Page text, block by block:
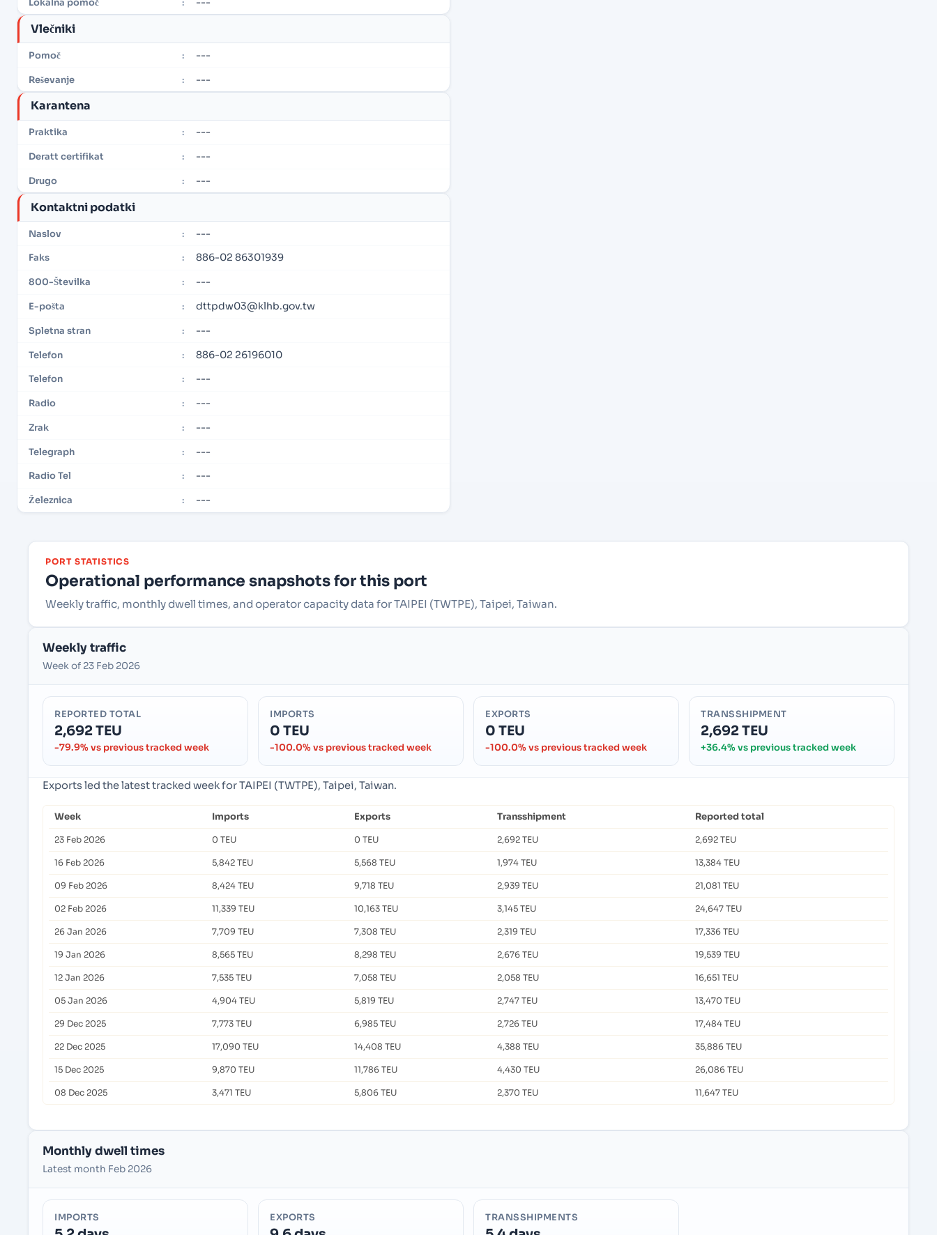
Lokalna pomoč :
Vlečniki
Pomoč : ---
Reševanje : ---
Karantena
Praktika : ---
Deratt certifikat : ---
Drugo : ---
Kontaktni podatki
Naslov : ---
Faks : 886-02 86301939
800-Številka : ---
E-pošta : dttpdw03@klhb.gov.tw
Spletna stran : ---
Telefon : 886-02 26196010
Telefon : ---
Radio : ---
Zrak : ---
Telegraph : ---
Radio Tel : ---
Železnica : ---
PORT STATISTICS
Operational performance snapshots for this port
Weekly traffic, monthly dwell times, and operator capacity data for TAIPEI (TWTPE), Taipei, Taiwan.
Weekly traffic
Week of 23 Feb 2026
REPORTED TOTAL
2,692 TEU
-79.9% vs previous tracked week
IMPORTS
0 TEU
-100.0% vs previous tracked week
EXPORTS
0 TEU
-100.0% vs previous tracked week
TRANSSHIPMENT
2,692 TEU
+36.4% vs previous tracked week
Exports led the latest tracked week for TAIPEI (TWTPE), Taipei, Taiwan.
Week Imports Exports Transshipment Reported total
23 Feb 2026 0 TEU 0 TEU 2,692 TEU 2,692 TEU
16 Feb 2026 5,842 TEU 5,568 TEU 1,974 TEU 13,384 TEU
09 Feb 2026 8,424 TEU 9,718 TEU 2,939 TEU 21,081 TEU
02 Feb 2026 11,339 TEU 10,163 TEU 3,145 TEU 24,647 TEU
26 Jan 2026 7,709 TEU 7,308 TEU 2,319 TEU 17,336 TEU
19 Jan 2026 8,565 TEU 8,298 TEU 2,676 TEU 19,539 TEU
12 Jan 2026 7,535 TEU 7,058 TEU 2,058 TEU 16,651 TEU
05 Jan 2026 4,904 TEU 5,819 TEU 2,747 TEU 13,470 TEU
29 Dec 2025 7,773 TEU 6,985 TEU 2,726 TEU 17,484 TEU
22 Dec 2025 17,090 TEU 14,408 TEU 4,388 TEU 35,886 TEU
15 Dec 2025 9,870 TEU 11,786 TEU 4,430 TEU 26,086 TEU
08 Dec 2025 3,471 TEU 5,806 TEU 2,370 TEU 11,647 TEU
Monthly dwell times
Latest month Feb 2026
IMPORTS EXPORTS TRANSSHIPMENTS